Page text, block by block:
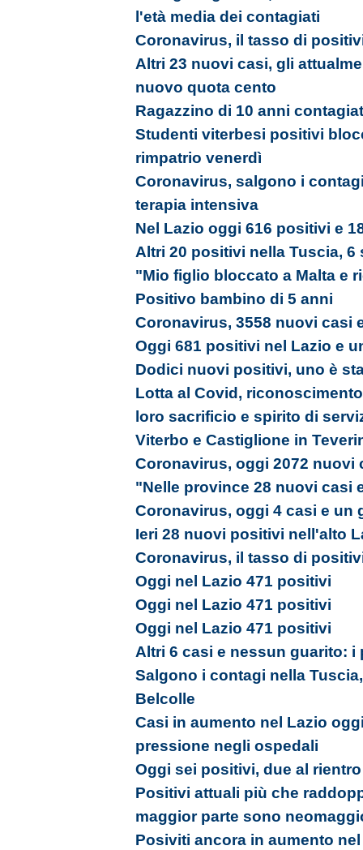
l'età media dei contagiati
Coronavirus, il tasso di
Altri 23 nuovi casi, gli
nuovo quota cento
Ragazzino di 10 anni
Studenti viterbesi positivi
rimpatrio venerdì
Coronavirus, salgono i
terapia intensiva
Nel Lazio oggi 616 positivi e
Altri 20 positivi nella Tuscia, 6
"Mio figlio bloccato a Malta e
Positivo bambino di 5 anni
Coronavirus, 3558 nuovi casi
Oggi 681 positivi nel Lazio e
Dodici nuovi positivi, uno è
Lotta al Covid,
loro sacrificio e spirito di
Viterbo e Castiglione in
Coronavirus, oggi 2072 nuovi
"Nelle province 28 nuovi casi
Coronavirus, oggi 4 casi e un
Ieri 28 nuovi positivi nell'alto
Coronavirus, il tasso di
Oggi nel Lazio 471 positivi
Oggi nel Lazio 471 positivi
Oggi nel Lazio 471 positivi
Altri 6 casi e nessun guarito:
Salgono i contagi nella
Belcolle
Casi in aumento nel Lazio
pressione negli ospedali
Oggi sei positivi, due al
Positivi attuali più che
maggior parte sono
Posiviti ancora in aumento